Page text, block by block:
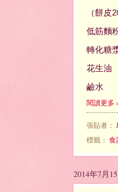
（餅皮
低筋
轉化
花生
鹼
閱讀更多
張貼者：
標籤： 食
2014年7月